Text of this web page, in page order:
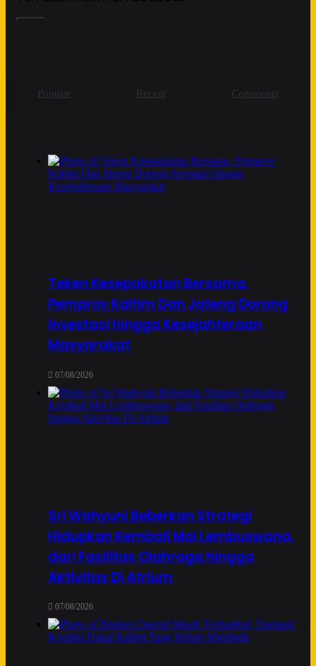
Popular Recent Comments
Teken Kesepakatan Bersama,
Pemprov Kaltim Dan Jateng Dorong
Investasi hingga Kesejahteraan
Masyarakat
07/08/2026
Sri Wahyuni Beberkan Strategi
Hidupkan Kembali Mal Lembuswana,
dari Fasilitas Olahraga hingga
Aktivitas Di Atrium
07/08/2026